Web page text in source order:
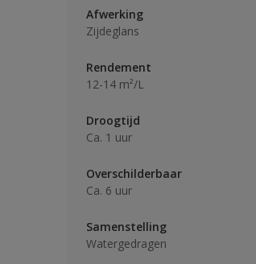
Afwerking
Zijdeglans
Rendement
12-14 m²/L
Droogtijd
Ca. 1 uur
Overschilderbaar
Ca. 6 uur
Samenstelling
Watergedragen